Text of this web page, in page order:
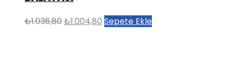
₺1.036,80Orijinal
₺1.004,80 Şu
Sepete Ekle